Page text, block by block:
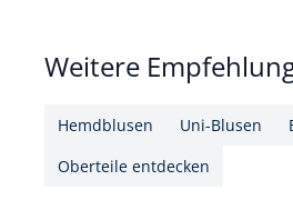
Weitere
Hemdblusen Uni-Blusen
Oberteile entdecken